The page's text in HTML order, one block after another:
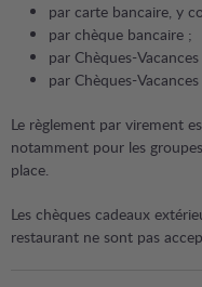
par carte bancaire, y
par chèque bancaire ;
par Chèques-
par Chèques-
Le règlement par virement
notamment pour les
place.
Les chèques cadeaux
restaurant ne sont pas